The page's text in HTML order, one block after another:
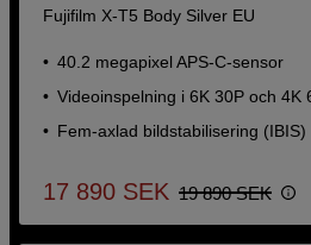
Fujifilm X-T5 Body Silver EU
40.2 megapixel APS-C-sensor
Videoinspelning i 6K 30P och 4K
Fem-axlad bildstabilisering (IBIS)
17 890 SEK 19 890 SEK